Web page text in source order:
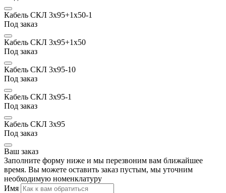
Кабель СКЛ 3х95+1х50-1
Под заказ
Кабель СКЛ 3х95+1х50
Под заказ
Кабель СКЛ 3х95-10
Под заказ
Кабель СКЛ 3х95-1
Под заказ
Кабель СКЛ 3х95
Под заказ
Ваш заказ
Заполните форму ниже и мы перезвоним вам ближайшее
время. Вы можете оставить заказ пустым, мы уточним
необходимую номенклатуру
Имя